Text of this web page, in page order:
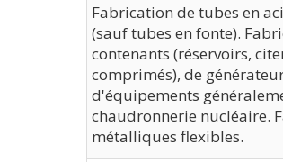
Fabrication de tubes en
(sauf tubes en fonte).
contenants (réservoirs,
comprimés), de
d'équipements
chaudronnerie nucléaire.
métalliques flexibles.